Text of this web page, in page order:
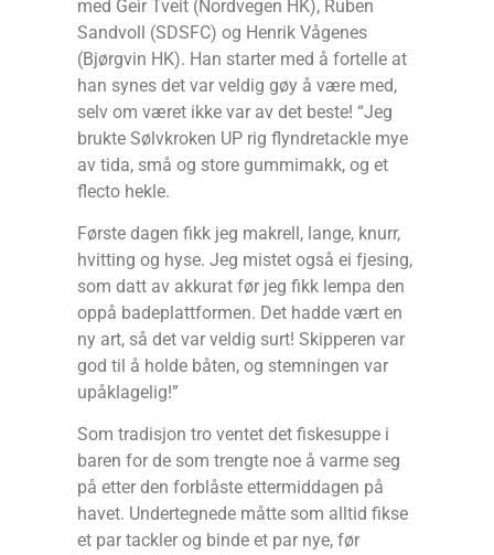
med Geir Tveit (Nordvegen HK), Ruben
Sandvoll (SDSFC) og Henrik Vågenes
(Bjørgvin HK). Han starter med å fortelle at
han synes det var veldig gøy å være med,
selv om været ikke var av det beste! “Jeg
brukte Sølvkroken UP rig flyndretackle mye
av tida, små og store gummimakk, og et
flecto hekle.
Første dagen fikk jeg makrell, lange, knurr,
hvitting og hyse. Jeg mistet også ei fjesing,
som datt av akkurat før jeg fikk lempa den
oppå badeplattformen. Det hadde vært en
ny art, så det var veldig surt! Skipperen var
god til å holde båten, og stemningen var
upåklagelig!”
Som tradisjon tro ventet det fiskesuppe i
baren for de som trengte noe å varme seg
på etter den forblåste ettermiddagen på
havet. Undertegnede måtte som alltid fikse
et par tackler og binde et par nye, før